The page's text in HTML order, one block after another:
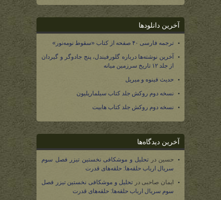
آخرین دانلودها
ترجمه فارسی ۴۰ صفحه از کتاب «سقوط نومه‌نور»
آخرین نوشته‌ها درباره گلورفیندل، پنج جادوگر و گیردان
از جلد ۱۲ تاریخ سرزمین میانه
حدیث فینوه و میریل
نسخه دوم روکش جلد کتاب سیلماریلیون
نسخه دوم روکش جلد کتاب هابیت
آخرین دیدگاه‌ها
حسین در تحلیل و موشکافی نخستین تیزر فصل سوم
سریال ارباب حلقه‌ها: حلقه‌های قدرت
ایمان صاحبی در تحلیل و موشکافی نخستین تیزر فصل
سوم سریال ارباب حلقه‌ها: حلقه‌های قدرت